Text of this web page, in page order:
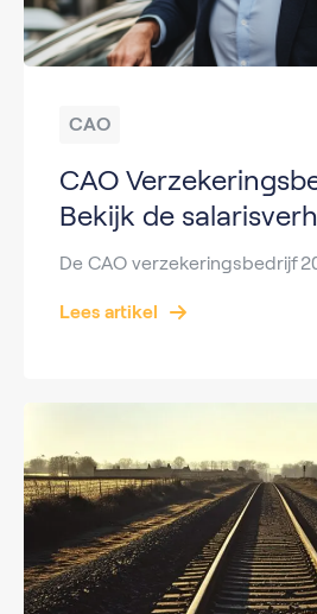
CAO
CAO
Bekijk de
Lees artikel